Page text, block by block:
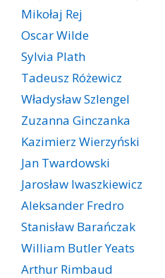
Mikołaj Rej
Oscar Wilde
Sylvia Plath
Tadeusz Różewicz
Władysław Szlengel
Zuzanna Ginczanka
Kazimierz Wierzyński
Jan Twardowski
Jarosław Iwaszkiewicz
Aleksander Fredro
Stanisław Barańczak
William Butler Yeats
Arthur Rimbaud